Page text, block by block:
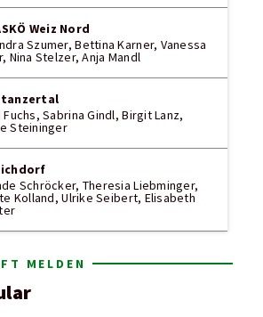
Weiz Nord
Szumer, Bettina Karner, Vanessa
Nina Stelzer, Anja Mandl
Sabrina Gindl, Birgit Lanz,
Steininger
Schröcker, Theresia Liebminger,
Kolland, Ulrike Seibert, Elisabeth
MELDEN